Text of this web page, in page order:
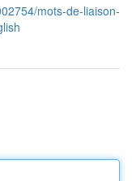
mots-de-liaison-